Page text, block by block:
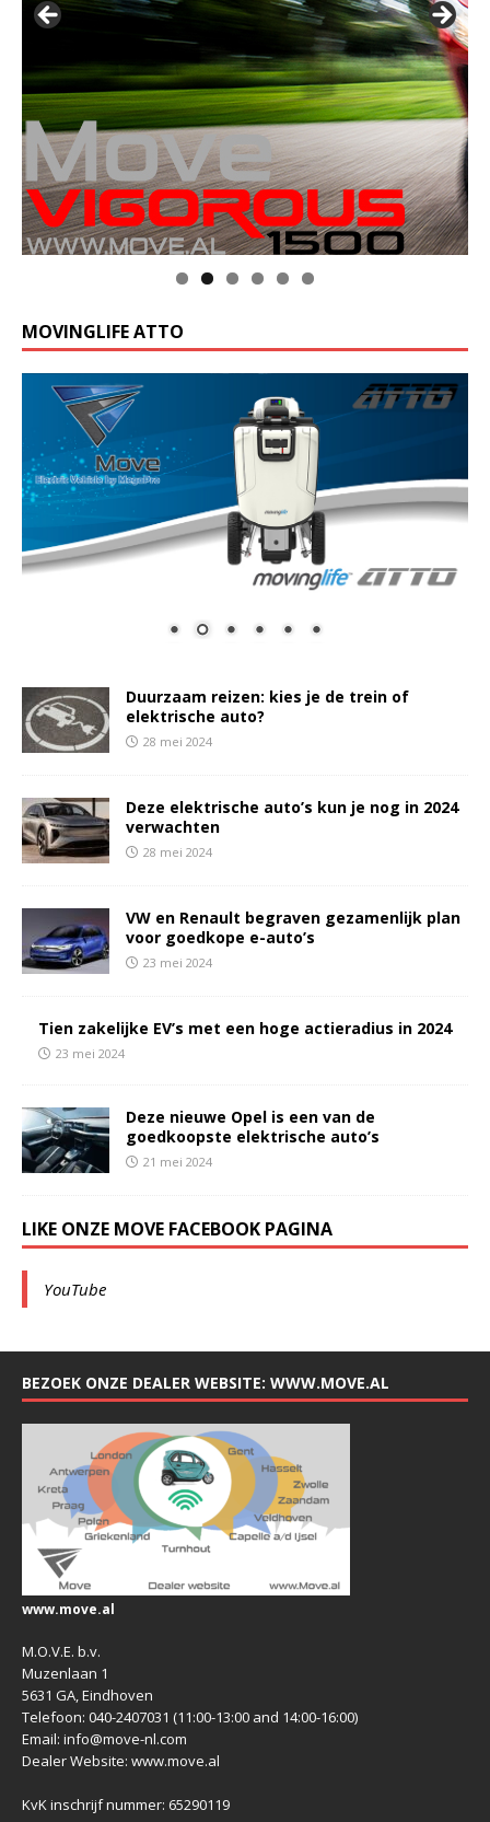
MOVINGLIFE ATTO
Duurzaam reizen: kies je de trein of
elektrische auto?
28 mei 2024
Deze elektrische auto’s kun je nog in 2024
verwachten
28 mei 2024
VW en Renault begraven gezamenlijk plan
voor goedkope e-auto’s
23 mei 2024
Tien zakelijke EV’s met een hoge actieradius in 2024
23 mei 2024
Deze nieuwe Opel is een van de
goedkoopste elektrische auto’s
21 mei 2024
LIKE ONZE MOVE FACEBOOK PAGINA
YouTube
BEZOEK ONZE DEALER WEBSITE: WWW.MOVE.AL
www.move.al
M.O.V.E. b.v.
Muzenlaan 1
5631 GA, Eindhoven
Telefoon: 040-2407031 (11:00-13:00 and 14:00-16:00)
Email: info@move-nl.com
Dealer Website: www.move.al
KvK inschrijf nummer: 65290119